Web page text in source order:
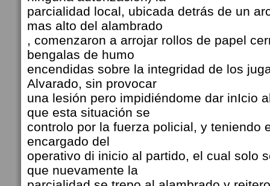
parcialidad local, ubicada detrás de un
mas alto del alambrado
, comenzaron a arrojar rollos de papel
bengalas de humo
encendidas sobre la integridad de los
Alvarado, sin provocar
una lesión pero impidiéndome dar inIcio
que esta situación se
controlo por la fuerza policial, y teniendo
encargado del
operativo di inicio al partido, el cual solo
que nuevamente la